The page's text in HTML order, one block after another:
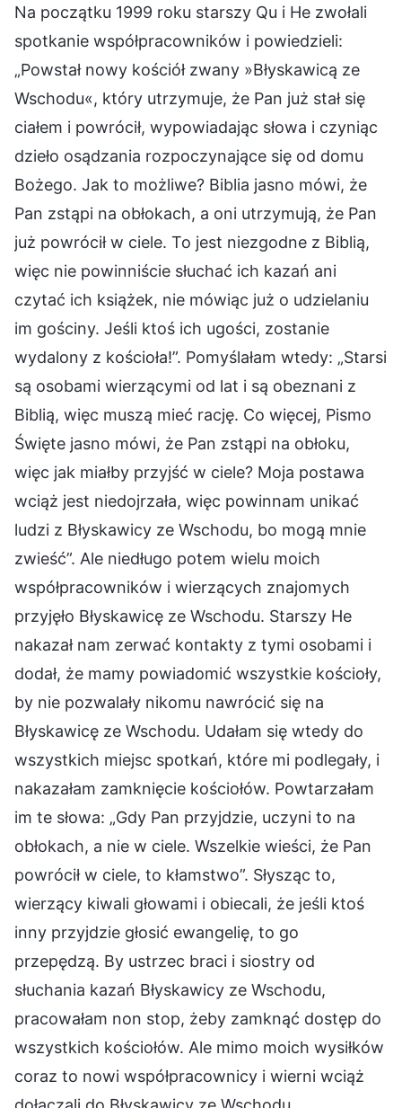
Na początku 1999 roku starszy Qu i He zwołali
spotkanie współpracowników i powiedzieli:
„Powstał nowy kościół zwany »Błyskawicą ze
Wschodu«, który utrzymuje, że Pan już stał się
ciałem i powrócił, wypowiadając słowa i czyniąc
dzieło osądzania rozpoczynające się od domu
Bożego. Jak to możliwe? Biblia jasno mówi, że
Pan zstąpi na obłokach, a oni utrzymują, że Pan
już powrócił w ciele. To jest niezgodne z Biblią,
więc nie powinniście słuchać ich kazań ani
czytać ich książek, nie mówiąc już o udzielaniu
im gościny. Jeśli ktoś ich ugości, zostanie
wydalony z kościoła!”. Pomyślałam wtedy: „Starsi
są osobami wierzącymi od lat i są obeznani z
Biblią, więc muszą mieć rację. Co więcej, Pismo
Święte jasno mówi, że Pan zstąpi na obłoku,
więc jak miałby przyjść w ciele? Moja postawa
wciąż jest niedojrzała, więc powinnam unikać
ludzi z Błyskawicy ze Wschodu, bo mogą mnie
zwieść”. Ale niedługo potem wielu moich
współpracowników i wierzących znajomych
przyjęło Błyskawicę ze Wschodu. Starszy He
nakazał nam zerwać kontakty z tymi osobami i
dodał, że mamy powiadomić wszystkie kościoły,
by nie pozwalały nikomu nawrócić się na
Błyskawicę ze Wschodu. Udałam się wtedy do
wszystkich miejsc spotkań, które mi podlegały, i
nakazałam zamknięcie kościołów. Powtarzałam
im te słowa: „Gdy Pan przyjdzie, uczyni to na
obłokach, a nie w ciele. Wszelkie wieści, że Pan
powrócił w ciele, to kłamstwo”. Słysząc to,
wierzący kiwali głowami i obiecali, że jeśli ktoś
inny przyjdzie głosić ewangelię, to go
przepędzą. By ustrzec braci i siostry od
słuchania kazań Błyskawicy ze Wschodu,
pracowałam non stop, żeby zamknąć dostęp do
wszystkich kościołów. Ale mimo moich wysiłków
coraz to nowi współpracownicy i wierni wciąż